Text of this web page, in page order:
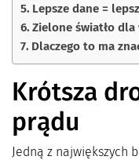
Lepsze dane =
Zielone światło
Dlaczego to ma
Krótsza
prądu
Jedną z największych